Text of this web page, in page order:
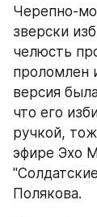
Черепно-
зверски
челюсть
проломлен
версия
что его
ручкой,
эфире Эхо
Полякова.